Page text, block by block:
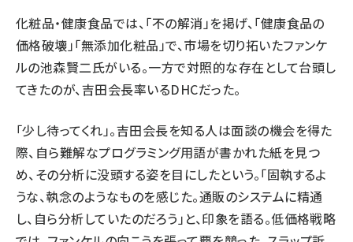
化粧品・健康食品では、「不の解消」を掲げ、「健康食品の
価格破壊」「無添加化粧品」で、市場を切り拓いたファンケ
ルの池森賢二氏がいる。一方で対照的な存在として台頭し
てきたのが、吉田会長率いるDHCだった。
「少し待ってくれ」。吉田会長を知る人は面談の機会を得た
際、自ら難解なプログラミング用語が書かれた紙を見つ
め、その分析に没頭する姿を目にしたという。「固執するよ
うな、執念のようなものを感じた。通販のシステムに精通
し、自ら分析していたのだろう」と、印象を語る。低価格戦略